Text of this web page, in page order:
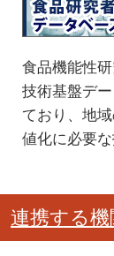
食品機能性
技術基盤デ
ており、地
値化に必要
連携する